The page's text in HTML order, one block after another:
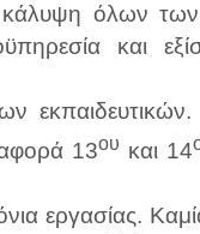
κάλυψη όλων
και
13ου και 14
εργασίας.